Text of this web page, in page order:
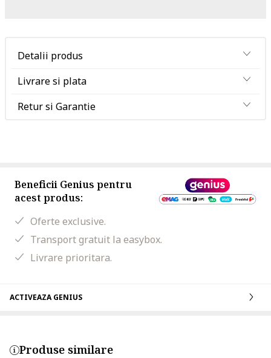
Detalii produs
Livrare si plata
Retur si Garantie
Beneficii Genius pentru
acest produs:
Oferte exclusive.
Transport gratuit la easybox.
Livrare prioritara.
ACTIVEAZA GENIUS
Produse similare